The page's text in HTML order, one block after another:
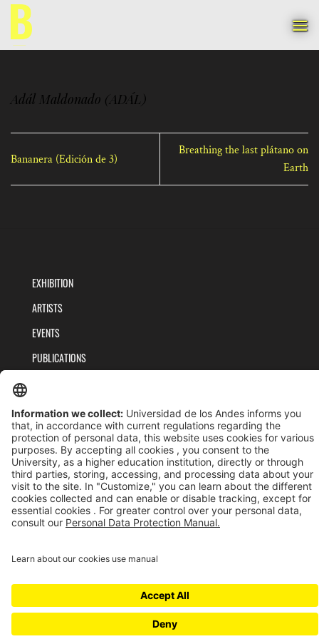
Skip
content
Adál Maldonado (ADÁL)
Bananera (Edición de 3)
Breathing the last plátano on
Earth
EXHIBITION
ARTISTS
EVENTS
PUBLICATIONS
PRIVACY POLICY
TERMS AND CONDITIONS
Reconocimiento como Universidad: Decreto 1297 del 30 de mayo de 1964.
Reconocimiento personería jurídica: Resolución 28 del 23 de febrero de 1949 MinJusticia.